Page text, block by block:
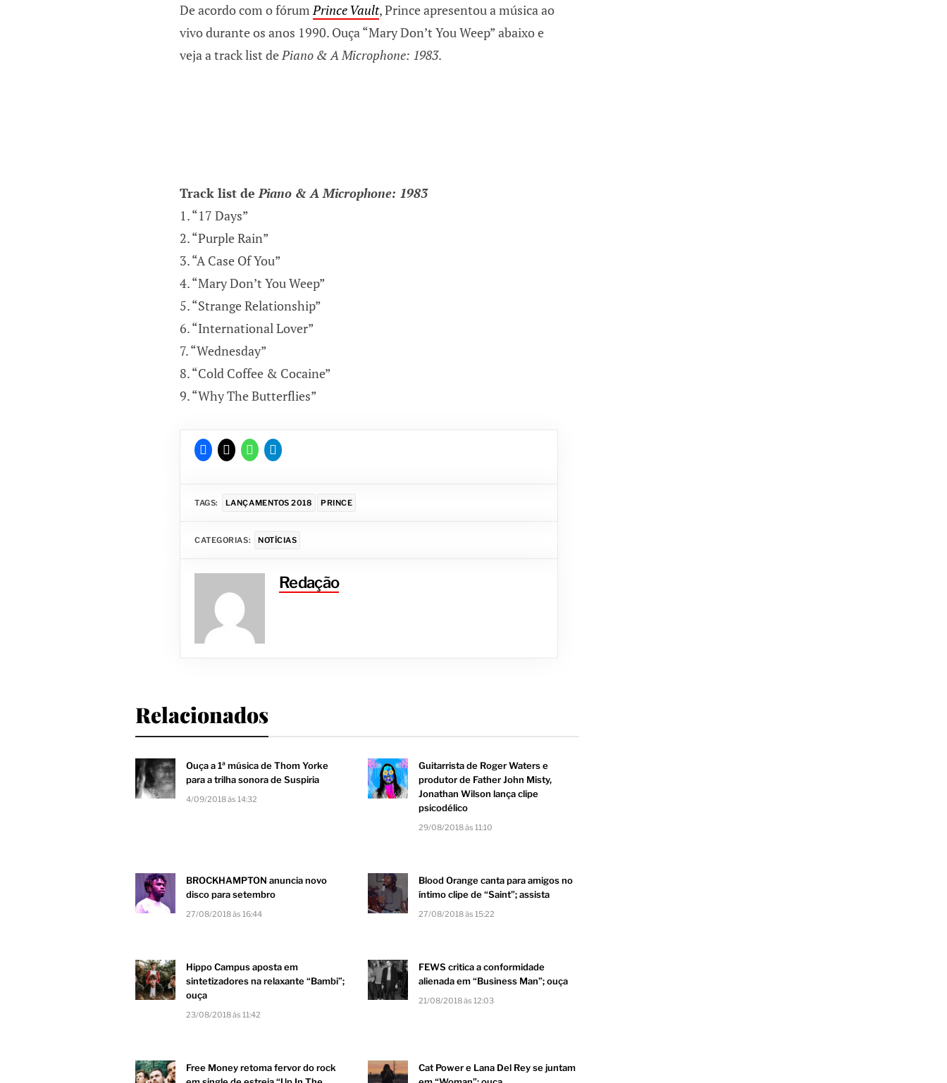
De acordo com o fórumPrince Vault, Prince apresentou a música ao
vivo durante os anos 1990. Ouça “Mary Don’t You Weep” abaixo e
veja a track list dePiano & A Microphone: 1983.
Track list dePiano & A Microphone: 1983
1. “17 Days”
2. “Purple Rain”
3. “A Case Of You”
4. “Mary Don’t You Weep”
5. “Strange Relationship”
6. “International Lover”
7. “Wednesday”
8. “Cold Coffee & Cocaine”
9. “Why The Butterflies”
TAGS: LANÇAMENTOS 2018 PRINCE
CATEGORIAS: NOTÍCIAS
Redação
Relacionados
Ouça a 1ª música de Thom Yorke
para a trilha sonora de Suspiria
4/09/2018 às 14:32
Guitarrista de Roger Waters e
produtor de Father John Misty,
Jonathan Wilson lança clipe
psicodélico
29/08/2018 às 11:10
BROCKHAMPTON anuncia novo
disco para setembro
27/08/2018 às 16:44
Blood Orange canta para amigos no
íntimo clipe de “Saint”; assista
27/08/2018 às 15:22
Hippo Campus aposta em
sintetizadores na relaxante “Bambi”;
ouça
23/08/2018 às 11:42
FEWS critica a conformidade
alienada em “Business Man”; ouça
21/08/2018 às 12:03
Free Money retoma fervor do rock
Cat Power e Lana Del Rey se juntam